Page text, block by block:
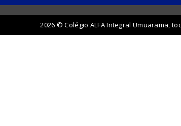
2026 © Colégio ALFA Integral Umuarama,